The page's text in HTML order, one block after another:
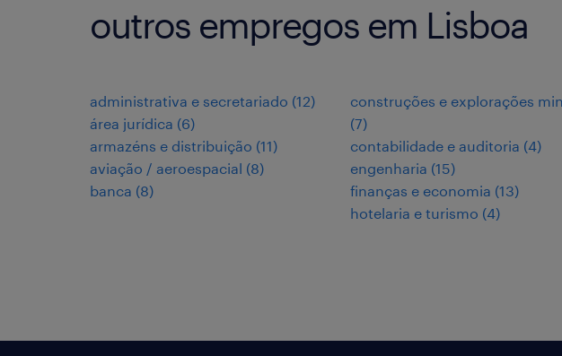
outros empregos em Lisboa
administrativa e secretariado (12)
área jurídica (6)
armazéns e distribuição (11)
aviação / aeroespacial (8)
banca (8)
construções e explorações
(7)
contabilidade e auditoria (4)
engenharia (15)
finanças e economia (13)
hotelaria e turismo (4)